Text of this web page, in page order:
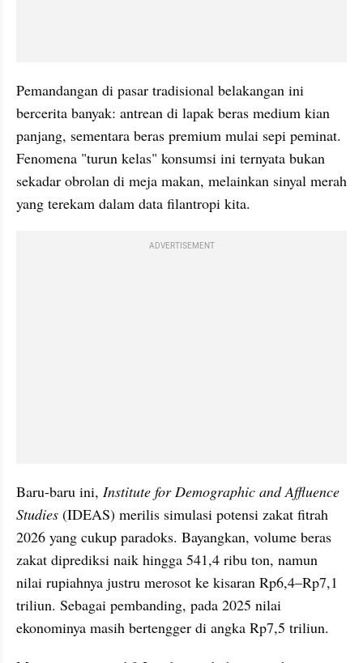
Pemandangan di pasar tradisional belakangan ini
bercerita banyak: antrean di lapak beras medium kian
panjang, sementara beras premium mulai sepi peminat.
Fenomena "turun kelas" konsumsi ini ternyata bukan
sekadar obrolan di meja makan, melainkan sinyal merah
yang terekam dalam data filantropi kita.
ADVERTISEMENT
​Baru-baru ini, Institute for Demographic and Affluence
Studies (IDEAS) merilis simulasi potensi zakat fitrah
2026 yang cukup paradoks. Bayangkan, volume beras
zakat diprediksi naik hingga 541,4 ribu ton, namun
nilai rupiahnya justru merosot ke kisaran Rp6,4–Rp7,1
triliun. Sebagai pembanding, pada 2025 nilai
ekonominya masih bertengger di angka Rp7,5 triliun.